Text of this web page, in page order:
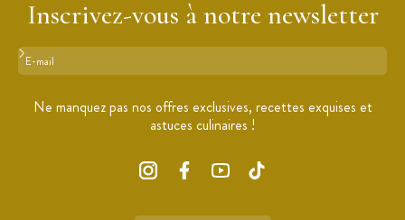
Inscrivez-vous à notre newsletter
Format : adresse@email.com
Ne manquez pas nos offres exclusives, recettes exquises et
astuces culinaires !